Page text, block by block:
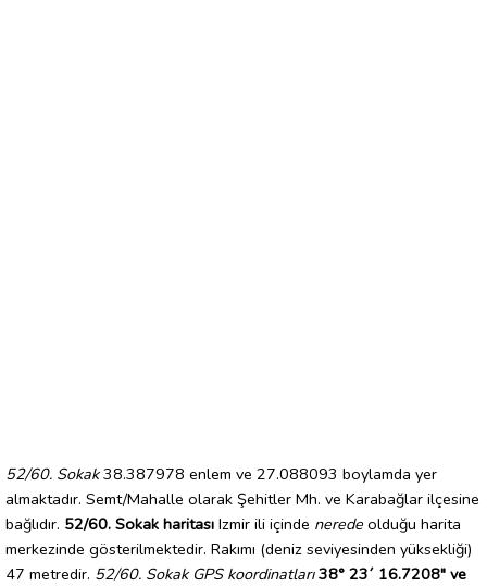
52/60. Sokak38.387978 enlem ve 27.088093 boylamda yer
almaktadır. Semt/Mahalle olarak Şehitler Mh. ve Karabağlar ilçesine
bağlıdır. 52/60. Sokak haritası Izmir ili içinde nerede olduğu harita
merkezinde gösterilmektedir. Rakımı (deniz seviyesinden yüksekliği)
47 metredir. 52/60. Sokak GPS koordinatları 38° 23´ 16.7208" ve